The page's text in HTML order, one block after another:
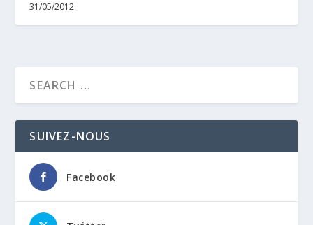
31/05/2012
SUIVEZ-NOUS
Facebook